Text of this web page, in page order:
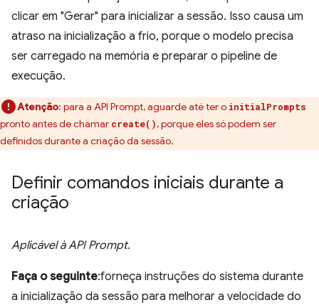
clicar em "Gerar" para inicializar a sessão. Isso causa um
atraso na inicialização a frio, porque o modelo precisa
ser carregado na memória e preparar o pipeline de
execução.
Atenção: para a API Prompt, aguarde até ter o initialPrompts
pronto antes de chamar create(), porque eles só podem ser
definidos durante a criação da sessão.
Definir comandos iniciais durante a
criação
Aplicável à API Prompt.
Faça o seguinte:forneça instruções do sistema durante
a inicialização da sessão para melhorar a velocidade do